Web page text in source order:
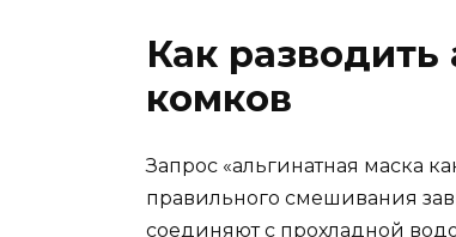
Как
комков
Запрос «альгинатная маска
правильного смешивания
соединяют с прохладной